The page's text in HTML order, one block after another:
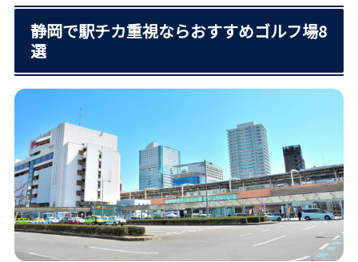
静岡で駅チカ重視ならおすすめゴルフ場8
選